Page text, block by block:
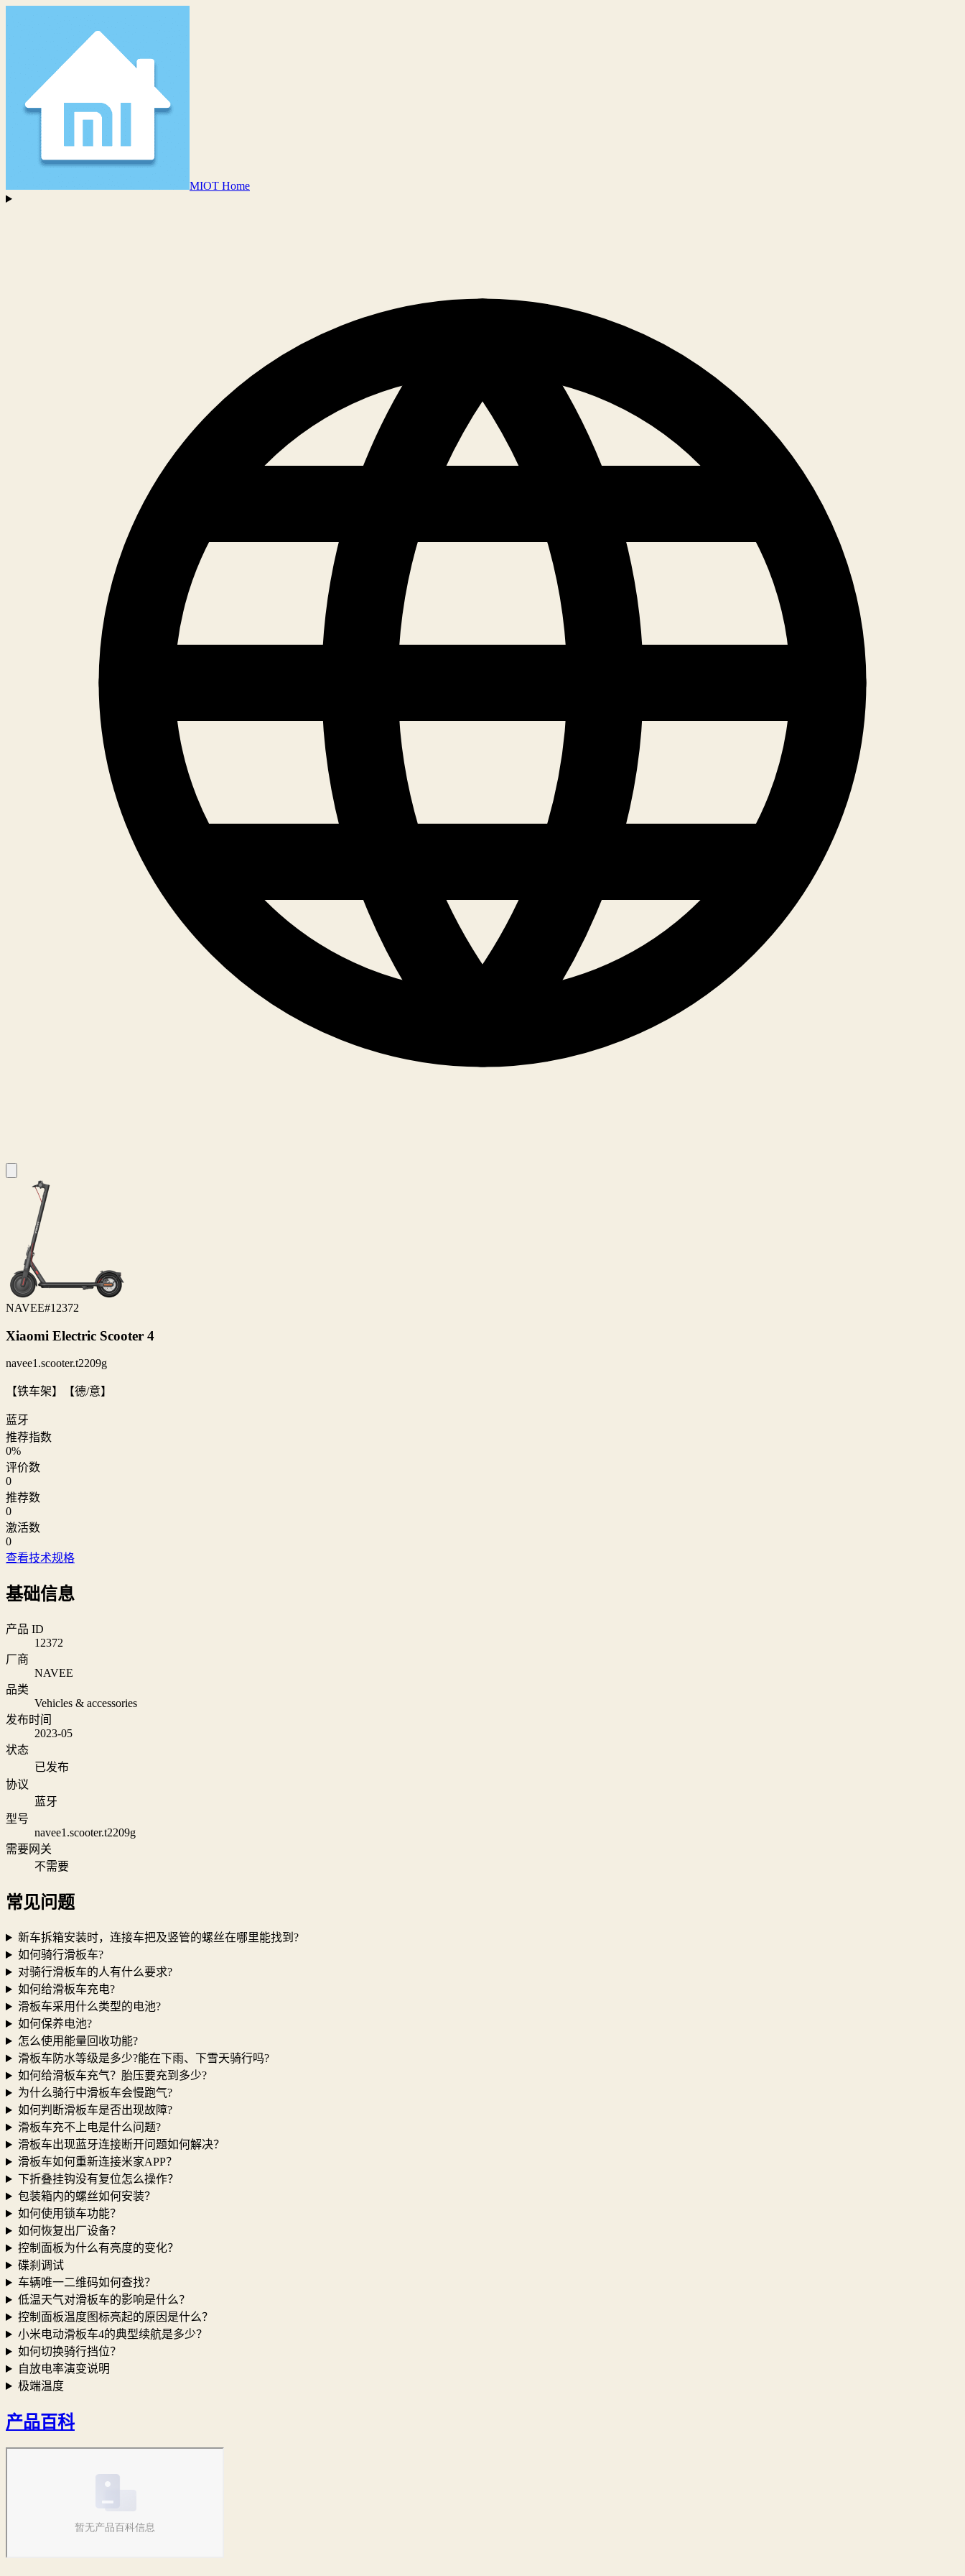
MIOT Home
NAVEE#12372
Xiaomi Electric Scooter 4
navee1.scooter.t2209g
【铁车架】【德/意】
蓝牙
推荐指数
0%
评价数
0
推荐数
0
激活数
0
查看技术规格
基础信息
产品 ID
12372
厂商
NAVEE
品类
Vehicles & accessories
发布时间
2023-05
状态
已发布
协议
蓝牙
型号
navee1.scooter.t2209g
需要网关
不需要
常见问题
新车拆箱安装时，连接车把及竖管的螺丝在哪里能找到?
如何骑行滑板车?
对骑行滑板车的人有什么要求?
如何给滑板车充电?
滑板车采用什么类型的电池?
如何保养电池?
怎么使用能量回收功能?
滑板车防水等级是多少?能在下雨、下雪天骑行吗?
如何给滑板车充气？胎压要充到多少?
为什么骑行中滑板车会慢跑气?
如何判断滑板车是否出现故障?
滑板车充不上电是什么问题?
滑板车出现蓝牙连接断开问题如何解决？
滑板车如何重新连接米家APP？
下折叠挂钩没有复位怎么操作？
包装箱内的螺丝如何安装？
如何使用锁车功能？
如何恢复出厂设备？
控制面板为什么有亮度的变化？
碟刹调试
车辆唯一二维码如何查找？
低温天气对滑板车的影响是什么？
控制面板温度图标亮起的原因是什么？
小米电动滑板车4的典型续航是多少？
如何切换骑行挡位？
自放电率演变说明
极端温度
产品百科